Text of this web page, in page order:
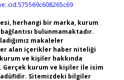
herhangi bir marka, kurum
bulunmamaktadır.
makaleler
alan içerikler haber niteliği
ve kişiler hakkında
Gerçek kurum ve kişiler ile isim
Sitemizdeki bilgiler